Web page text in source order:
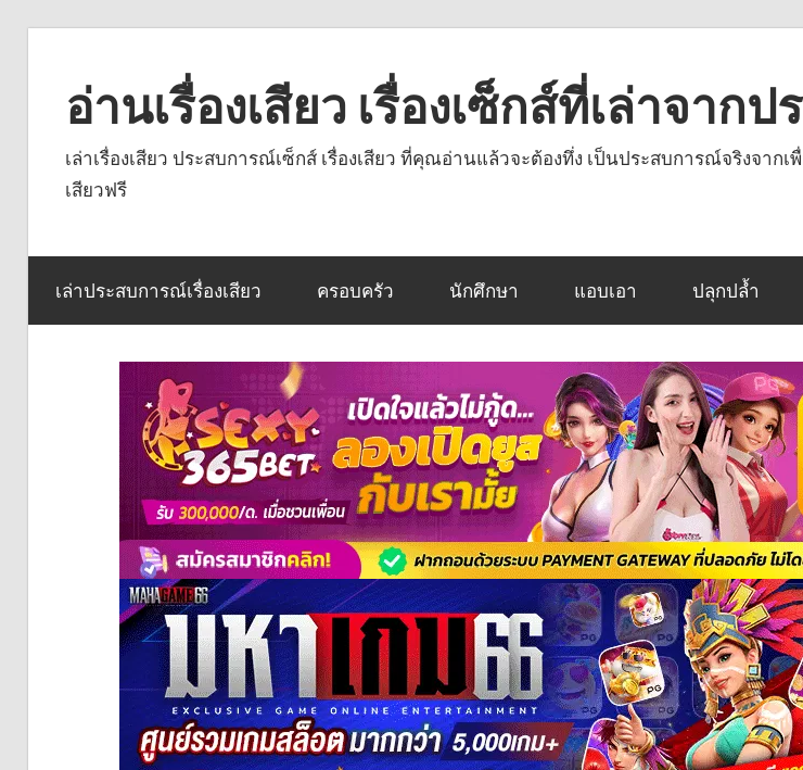
contentอ่านเรื่องเสียว เรื่องเซ็กส์ที่เล่าจาก
เล่าเรื่องเสียว ประสบการณ์เซ็กส์ เรื่องเสียว ที่คุณอ่านแล้วจะต้องทึ่ง เป็นประสบการณ์จริงจา
เสียวฟรี
เล่าประสบการณ์เรื่องเสียว ครอบครัว นักศึกษา แอบเอา ปลุกปล้ำ